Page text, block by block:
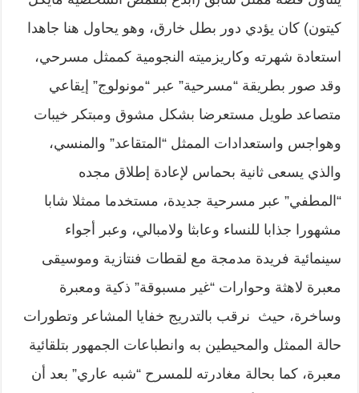
كيتون) كان يؤدي دور بطل خارق، وهو يحاول هنا جاهدا
استعادة شهرته وكاريزميته النجومية كممثل مسرحي،
وقد صور بطريقة “مسرحية” عبر “مونولوج” إيقاعي
متصاعد طويل مستعرضا بشكل مشوق ومبتكر خيبات
وهواجس واستعدادات الممثل “المتقاعد” والمنسي،
والذي يسعى ثانية بحماس لإعادة إطلاق مجده
“المطفي” عبر مسرحية جديدة، مستخدما ممثلا شابا
مشهورا جذابا للنساء وعابثا ولامبالي، وعبر أجواء
سينمائية فريدة مدمجة مع لقطات فنتازية وموسيقى
معبرة لاهثة وحوارات “غير مسبوقة” ذكية ومعبرة
وساخرة، حيث نرقب بالتدريج خفايا المشاعر وتطورات
حالة الممثل والمحيطين به وانطباعات الجمهور بتلقائية
معبرة، كما بحالة مغادرته للمسرح “شبه عاري” بعد أن